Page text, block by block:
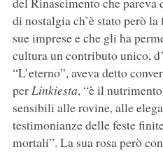
di nostalgia ch’è stato però
sue imprese e che gli ha
cultura un contributo unico,
“L’eterno”, aveva detto
perLinkiesta, “è il
sensibili alle rovine, alle
testimonianze delle feste
mortali”. La sua rosa però